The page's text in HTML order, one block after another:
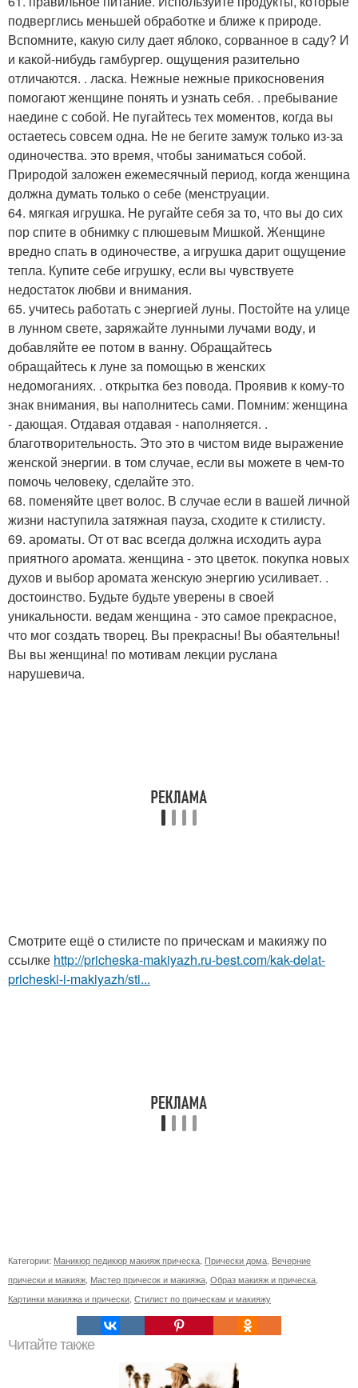
подверглись меньшей обработке и ближе к природе.
Вспомните, какую силу дает яблоко, сорванное в саду? И
и какой-нибудь гамбургер. ощущения разительно
отличаются. . ласка. Нежные нежные прикосновения
помогают женщине понять и узнать себя. . пребывание
наедине с собой. Не пугайтесь тех моментов, когда вы
остаетесь совсем одна. Не не бегите замуж только из-за
одиночества. это время, чтобы заниматься собой.
Природой заложен ежемесячный период, когда женщина
должна думать только о себе (менструации.
64. мягкая игрушка. Не ругайте себя за то, что вы до сих
пор спите в обнимку с плюшевым Мишкой. Женщине
вредно спать в одиночестве, а игрушка дарит ощущение
тепла. Купите себе игрушку, если вы чувствуете
недостаток любви и внимания.
65. учитесь работать с энергией луны. Постойте на улице
в лунном свете, заряжайте лунными лучами воду, и
добавляйте ее потом в ванну. Обращайтесь
обращайтесь к луне за помощью в женских
недомоганиях. . открытка без повода. Проявив к кому-то
знак внимания, вы наполнитесь сами. Помним: женщина
- дающая. Отдавая отдавая - наполняется. .
благотворительность. Это это в чистом виде выражение
женской энергии. в том случае, если вы можете в чем-то
помочь человеку, сделайте это.
68. поменяйте цвет волос. В случае если в вашей личной
жизни наступила затяжная пауза, сходите к стилисту.
69. ароматы. От от вас всегда должна исходить аура
приятного аромата. женщина - это цветок. покупка новых
духов и выбор аромата женскую энергию усиливает. .
достоинство. Будьте будьте уверены в своей
уникальности. ведам женщина - это самое прекрасное,
что мог создать творец. Вы прекрасны! Вы обаятельны!
Вы вы женщина! по мотивам лекции руслана
нарушевича.
Смотрите ещё о стилисте по прическам и макияжу по
ссылке http://pricheska-makiyazh.ru-best.com/kak-delat-
pricheski-i-makiyazh/sti...
Категории: Маникюр педикюр макияж прическа Прически дома Вечерние
прически и макияж Мастер причесок и макияжа Образ макияж и прическа
Картинки макияжа и прически Стилист по прическам и макияжу
Читайте также